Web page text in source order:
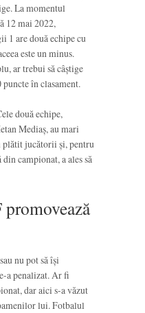
La momentul
12 mai 2022,
1 are două echipe cu
este un minus.
ar trebui să câștige
puncte în clasament.
două echipe,
Mediaș, au mari
plătit jucătorii și, pentru
campionat, a ales să
nu pot să își
a penalizat. Ar fi
dar aici s-a văzut
lui. Fotbalul